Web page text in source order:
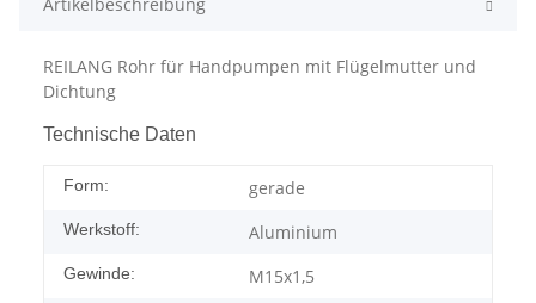
REILANG Rohr für Handpumpen mit Flügelmutter und
Dichtung
Technische Daten
Form: gerade
Werkstoff: Aluminium
Gewinde: M15x1,5